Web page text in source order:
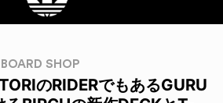
SHOP
のRIDERでもあるGURU